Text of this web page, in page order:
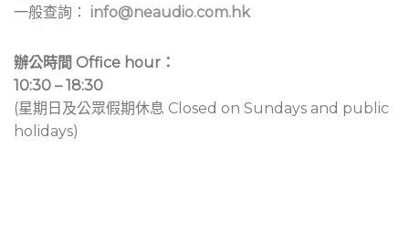
一般查詢： info@neaudio.com.hk
辦公時間 Office hour：
10:30 – 18:30
(星期日及公眾假期休息 Closed on Sundays and public
holidays)